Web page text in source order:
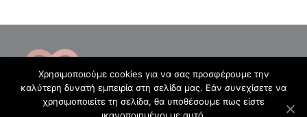
Χρησιμοποιούμε cookies για να σας προσφέρουμε την
καλύτερη δυνατή εμπειρία στη σελίδα μας. Εάν συνεχίσετε να
χρησιμοποιείτε τη σελίδα, θα υποθέσουμε πως είστε